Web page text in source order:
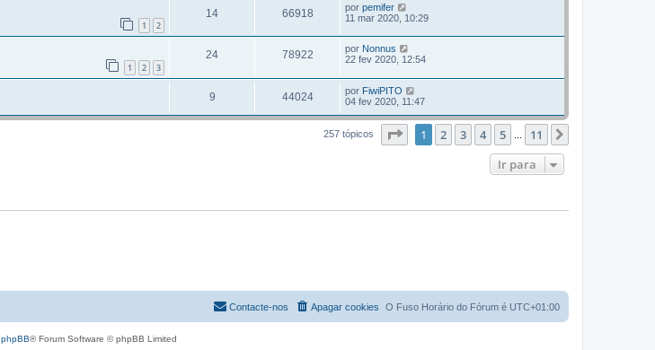
1 2
14 66918 por pemifer
11 mar 2020, 10:29
1 2 3
24 78922 por Nonnus
22 fev 2020, 12:54
9 44024 por FiwiPITO
04 fev 2020, 11:47
257 tópicos Página1 de 11
1 2 3 4 5 11
Ir para
O Fuso Horário do Fórum é UTC+01:00
Apagar cookies
Contacte-nos
phpBB® Forum Software © phpBB Limited